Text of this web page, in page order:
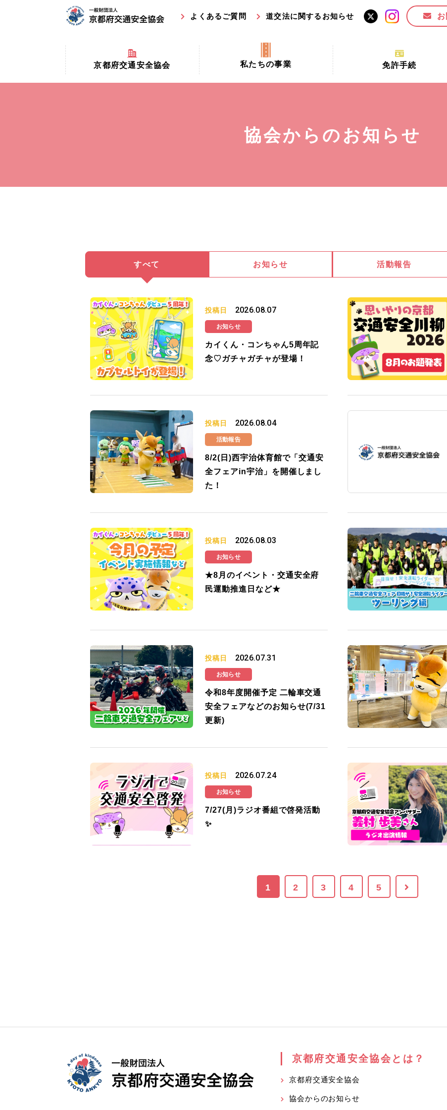
よくあるご質問 道交法に関するお知らせ
京都府交通安全協会
京都府交通安全協会とは？
私たちの事業
京都府交通安全活動推進センター事業
交通安全協力金の活用事業
免許手続
手続場所の対象者及び受
講習時間
協会からのお知らせ
すべて お知らせ 活動報告
投稿日 2026.08.07
お知らせ
カイくん・コンちゃん5周年記
念♡ガチャガチャが登場！
投稿日 2026.08.04
活動報告
8/2(日)西宇治体育館で「交通安
全フェアin宇治」を開催しまし
た！
投稿日 2026.08.03
お知らせ
★8月のイベント・交通安全府
民運動推進日など★
投稿日 2026.07.31
お知らせ
令和8年度開催予定 二輪車交通
安全フェアなどのお知らせ(7/31
更新)
投稿日 2026.07.24
お知らせ
7/27(月)ラジオ番組で啓発活動
✨
1 2 3 4 5
京都府交通安全協会とは？
京都府交通安全協会
協会からのお知らせ